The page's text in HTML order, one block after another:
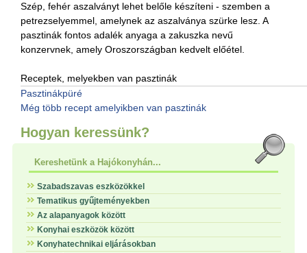
Szép, fehér aszalványt lehet belőle készíteni - szemben a
petrezselyemmel, amelynek az aszalványa szürke lesz. A
pasztinák fontos adalék anyaga a zakuszka nevű
konzervnek, amely Oroszországban kedvelt előétel.
Receptek, melyekben van pasztinák
Pasztinákpüré
Még több recept amelyikben van pasztinák
Hogyan keressünk?
Kereshetünk a Hajókonyhán...
Szabadszavas eszközökkel
Tematikus gyűjteményekben
Az alapanyagok között
Konyhai eszközök között
Konyhatechnikai eljárásokban